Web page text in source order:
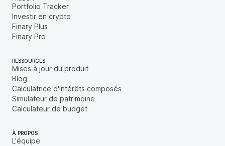
Portfolio Tracker
Investir en crypto
Finary Plus
Finary Pro
RESSOURCES
Mises à jour du produit
Blog
Calculatrice d'intérêts composés
Simulateur de patrimoine
Calculateur de budget
À PROPOS
L'équipe